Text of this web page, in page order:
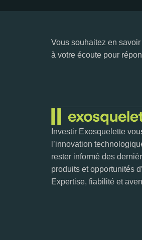
Vous souhaitez en
à votre écoute pour
Investir Exosquelette
l’innovation
rester informé des
produits et opportunités
Expertise, fiabilité et